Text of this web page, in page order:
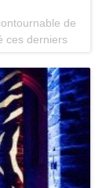
de
ces derniers
la route du
vous pour les
vendredi, et